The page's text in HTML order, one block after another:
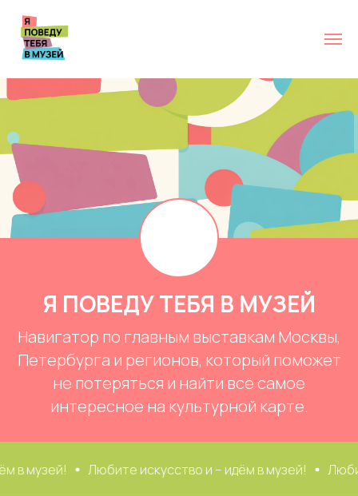
Я ПОВЕДУ ТЕБЯ В МУЗЕЙ
Навигатор по главным выставкам Москвы,
Петербурга и регионов, который поможет
не потеряться и найти всё самое
интересное на культурной карте.
искусство и – идём в музей! Любите искусство и